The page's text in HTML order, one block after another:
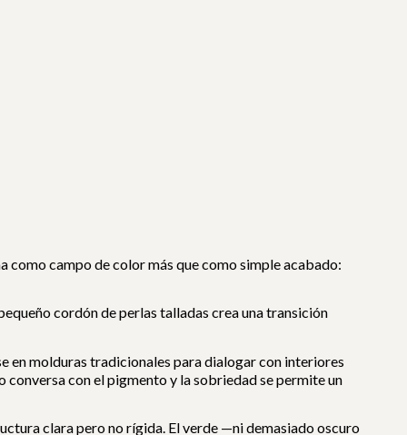
como campo de color más que como simple acabado:
cordón de perlas talladas crea una transición
en molduras tradicionales para dialogar con interiores
con el pigmento y la sobriedad se permite un
clara pero no rígida. El verde —ni demasiado oscuro